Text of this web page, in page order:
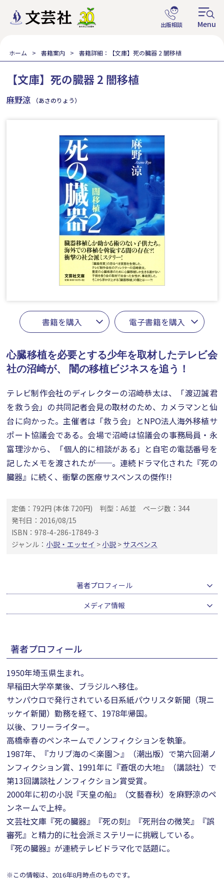
ホーム 書籍案内 書籍詳細：【文庫】死の臓器 2 闇移植
【文庫】死の臓器 2 闇移植
麻野涼 （あさのりょう）
書籍を購入 電子書籍を購入
心臓移植を必要とする少年を取材したテレビ会
社の沼崎が、
闇の移植ビジネスを追う！
テレビ制作会社のディレクターの沼崎恭太は、「渡辺誠君
を救う会」の共同記者会見の取材のため、カメラマンと仙
台に向かった。主催者は「救う会」とNPO法人海外移植サ
ポート協議会である。会場で沼崎は協議会の事務局員・永
富理沙から、「個人的に相談がある」と自宅の電話番号を
記したメモを渡されたが──。連続ドラマ化された『死の
臓器』に続く、衝撃の医療サスペンスの傑作!!
定価：792円 (本体 720円) 判型：A6並
ページ数：344
発刊日：2016/08/15
ISBN：978-4-286-17849-3
ジャンル： 小説・エッセイ > 小説 > サスペンス
著者プロフィール
メディア情報
著者プロフィール
1950年埼玉県生まれ。
早稲田大学卒業後、ブラジルへ移住。
サンパウロで発行されている日系紙パウリスタ新聞（現ニ
ッケイ新聞）勤務を経て、1978年帰国。
以後、フリーライター。
高橋幸春のペンネームでノンフィクションを執筆。
1987年、『カリブ海の＜楽園＞』（潮出版）で第六回潮ノ
ンフィクション賞、1991年に『蒼氓の大地』（講談社）で
第13回講談社ノンフィクション賞受賞。
2000年に初の小説『天皇の船』（文藝春秋）を麻野涼のペ
ンネームで上梓。
文芸社文庫『死の臓器』『死の刻』『死刑台の微笑』『誤
審死』と精力的に社会派ミステリーに挑戦している。
『死の臓器』が連続テレビドラマ化で話題に。
※この情報は、2016年8月時点のものです。